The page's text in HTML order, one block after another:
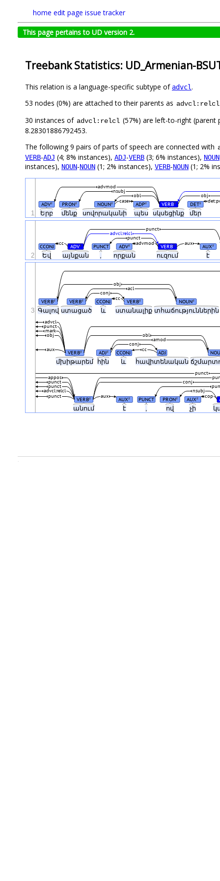
home edit page issue tracker
This page pertains to UD version 2.
Treebank Statistics: UD_Armenian-
This relation is a language-specific subtype of advcl.
53 nodes (0%) are attached to their parents as advcl:relcl
30 instances of advcl:relcl (57%) are left-to-right (parent
8.28301886792453.
The following 9 pairs of parts of speech are connected with
VERB-ADJ (4; 8% instances), ADJ-VERB (3; 6% instances), NOUN
instances), NOUN-NOUN (1; 2% instances), VERB-NOUN (1; 2%
Երբ մենք սովորականի պես սկսեցինք մեր
ADV# PRON# NOUN# ADP# VERB# DET#
case
obj
obl
nsubj
advmod
1
Եվ այնքան որքան ուզում է
CCONJ ADV# PUNCT ADV# VERB# AUX#
aux
cc advmod
punct
advcl:relcl
punct
2
Գալով ստացած և ստանալիք
մխիթարեմ հին և հավիտենական
անում է , ով չի
VERB# VERB# CCONJ VERB# NOUN#
cc
conj
acl
obj
VERB# ADJ# CCONJ ADJ
aux cc
conj
amod
obl
obj
mark
punct
advcl
VERB# AUX# PUNCT PRON# AUX#
punct aux cop
nsubj
advcl:relcl
punct
punct
appos
conj
punct
3
.